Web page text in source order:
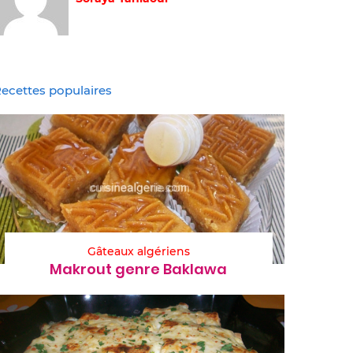
populaires
Gâteaux algériens
Makrout genre Baklawa